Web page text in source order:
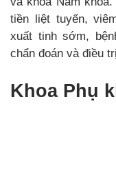
tiền liệt tuyến,
xuất tinh sớm,
chẩn đoán và điều
Khoa Phụ